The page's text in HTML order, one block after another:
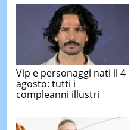
Vip e personaggi nati il 4
agosto: tutti i
compleanni illustri